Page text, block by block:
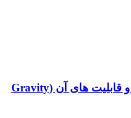
افزونه فرم ساز گرویتی فرم و قابلیت های آن (Gravity